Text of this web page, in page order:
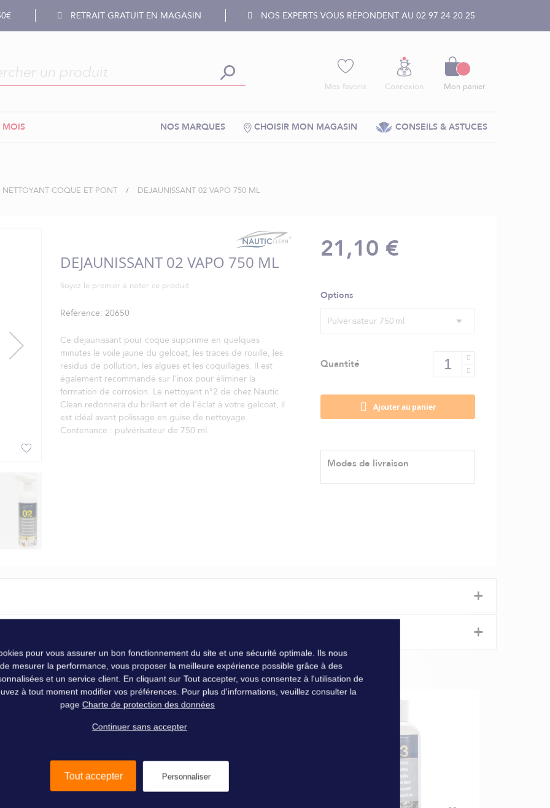
RETRAIT GRATUIT EN MAGASIN NOS EXPERTS VOUS RÉPONDENT AU 02 97 24 20 25
Mes favoris Connexion Mon panier
MOIS CONSEILS & ASTUCES
CHOISIR MON MAGASIN
NOS MARQUES
NETTOYANT COQUE ET PONT DEJAUNISSANT 02 VAPO 750 ML
DEJAUNISSANT 02 VAPO 750 ML
Soyez le premier à noter ce produit
Référence 20650
Ce déjaunissant pour coque supprime en quelques
minutes le voile jaune du gelcoat, les traces de rouille, les
résidus de pollution, les algues et les coquillages. Il est
également recommandé sur l'inox pour éliminer la
formation de corrosion. Le nettoyant n°2 de chez Nautic
Clean redonnera du brillant et de l'éclat à votre gelcoat, il
est idéal avant polissage en guise de nettoyage.
Contenance : pulvérisateur de 750 ml.
21,10 €
Options
Pulvérisateur 750 ml
Quantité
Ajouter au panier
Modes de livraison
+
pour coque ?
et/ou votre pont et de bien les nettoyer pendant votre carénage, afin d’
éliminer toutes traces de corrosion, rouille,
le gelcoat de votre bateau et enlèvera le voile jaune pour un nettoyage bateau efficace.
de chez Nautic Clean ?
(Ph : 1), veillez donc à bien vous protéger lorsque vous l'appliquez. Utilisez une combinaison, des gants, des lunettes
+
Nautic Clean
pour vous assurer un bon fonctionnement du site et une sécurité optimale. Ils nous
mesurer la performance, vous proposer la meilleure expérience possible grâce à des
et un service client. En cliquant sur Tout accepter, vous consentez à l'utilisation de
à tout moment modifier vos préférences. Pour plus d'informations, veuillez consulter la
page Charte de protection des données
Continuer sans accepter
Tout accepter Personnaliser